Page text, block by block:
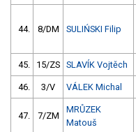
44. 8/DM SULIŃSKI Filip
45. 15/ZS SLAVÍK Vojtěch
46. 3/V VÁLEK Michal
47. 7/ZM
MRŮZEK
Matouš